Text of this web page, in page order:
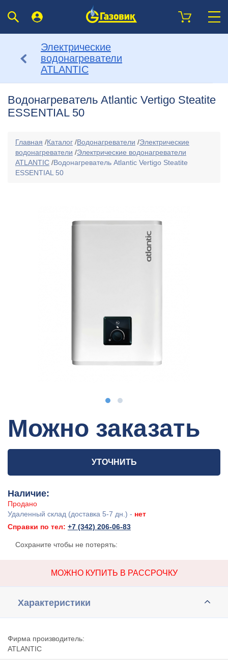
Электрические
водонагреватели
ATLANTIC
Водонагреватель Atlantic Vertigo Steatite
ESSENTIAL 50
Главная /Каталог /Водонагреватели /Электрические
водонагреватели /Электрические водонагреватели
ATLANTIC /Водонагреватель Atlantic Vertigo Steatite
ESSENTIAL 50
Можно заказать
УТОЧНИТЬ
Наличие:
Продано
Удаленный склад (доставка 5-7 дн.) - нет
Справки по тел: +7 (342) 206-06-83
Сохраните чтобы не потерять:
МОЖНО КУПИТЬ В РАССРОЧКУ
Характеристики
Фирма производитель:
ATLANTIC